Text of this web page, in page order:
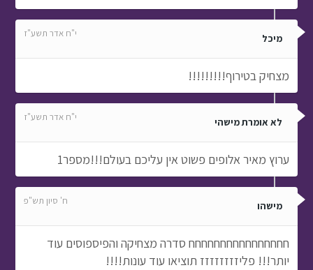
מיכל י"ח אדר תשע"ז
מצחיק בטירוף!!!!!!!!!
לא אומרת מישהי י"ח אדר תשע"ז
ערוץ מאיר אלופים פשוט אין עליכם בעולם!!!מספר1
מישהו ח' סיון תש"פ
חחחחחחחחחחחחחחחח סדרה מצחיקה והפיספוסים עוד
יותר!!! פליזזזזזזזז תוציאו עוד עונות!!!!